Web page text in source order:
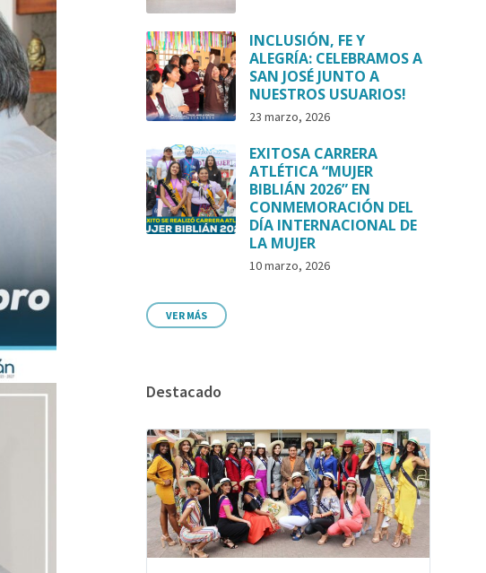
INCLUSIÓN, FE Y
ALEGRÍA: CELEBRAMOS A
SAN JOSÉ JUNTO A
NUESTROS USUARIOS!
23 marzo, 2026
EXITOSA CARRERA
ATLÉTICA “MUJER
BIBLIÁN 2026” EN
CONMEMORACIÓN DEL
DÍA INTERNACIONAL DE
LA MUJER
10 marzo, 2026
VER MÁS
Destacado